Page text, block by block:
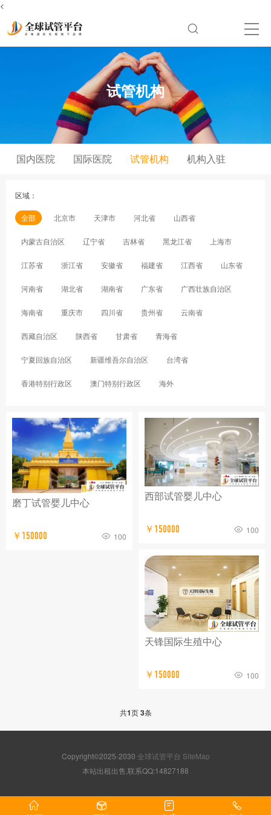
<
试管机构
国内医院 国际医院 试管机构 机构入驻
区域：
全部 北京市 天津市 河北省 山西省
内蒙古自治区 辽宁省 吉林省 黑龙江省 上海市
江苏省 浙江省 安徽省 福建省 江西省 山东省
河南省 湖北省 湖南省 广东省 广西壮族自治区
海南省 重庆市 四川省 贵州省 云南省
西藏自治区 陕西省 甘肃省 青海省
宁夏回族自治区 新疆维吾尔自治区 台湾省
香港特别行政区 澳门特别行政区 海外
磨丁试管婴儿中心
￥150000 100
西部试管婴儿中心
￥150000 100
天锋国际生殖中心
￥150000 100
共1页3条
Copyright©2025-2030 全球试管平台 SiteMap
本站出租出售,联系QQ:14827188